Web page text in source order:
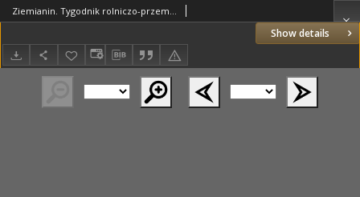
Show details
Ziemianin. Tygodnik rolniczo-przemysłowy 1865.12.23 Nr51